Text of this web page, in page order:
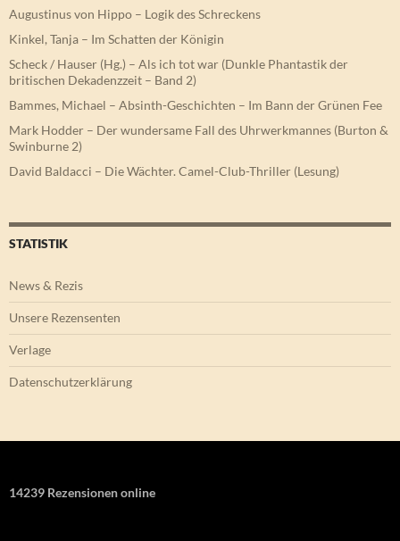
Augustinus von Hippo – Logik des Schreckens
Kinkel, Tanja – Im Schatten der Königin
Scheck / Hauser (Hg.) – Als ich tot war (Dunkle Phantastik der
britischen Dekadenzzeit – Band 2)
Bammes, Michael – Absinth-Geschichten – Im Bann der Grünen Fee
Mark Hodder – Der wundersame Fall des Uhrwerkmannes (Burton &
Swinburne 2)
David Baldacci – Die Wächter. Camel-Club-Thriller (Lesung)
STATISTIK
News & Rezis
Unsere Rezensenten
Verlage
Datenschutzerklärung
14239 Rezensionen online